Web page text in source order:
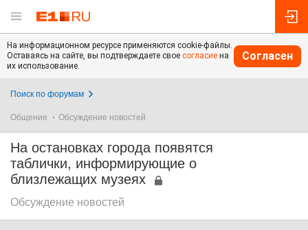
На информационном ресурсе применяются cookie-файлы.
Оставаясь на сайте, вы подтверждаете свое согласие на
их использование.
Согласен
Поиск по форумам
Общение Обсуждение новостей
На остановках города появятся
таблички, информирующие о
близлежащих музеях
Обсуждение новостей